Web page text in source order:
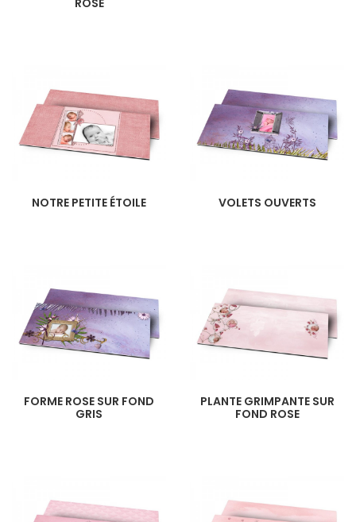
ROSE
NOTRE PETITE ÉTOILE VOLETS OUVERTS
FORME ROSE SUR FOND
GRIS
PLANTE GRIMPANTE SUR
FOND ROSE